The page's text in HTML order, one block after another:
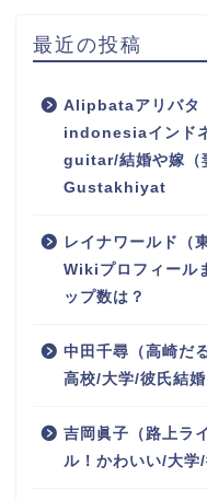
最近の投稿
Alipbataアリバタ
indonesiaインド
guitar/結婚や嫁（
Gustakhiyat
レイナワールド（
Wikiプロフィール
ップ数は？
中田千尋（高崎だ
高校/大学/彼氏結
吉岡眞子（路上ラ
ル！かわいい/大